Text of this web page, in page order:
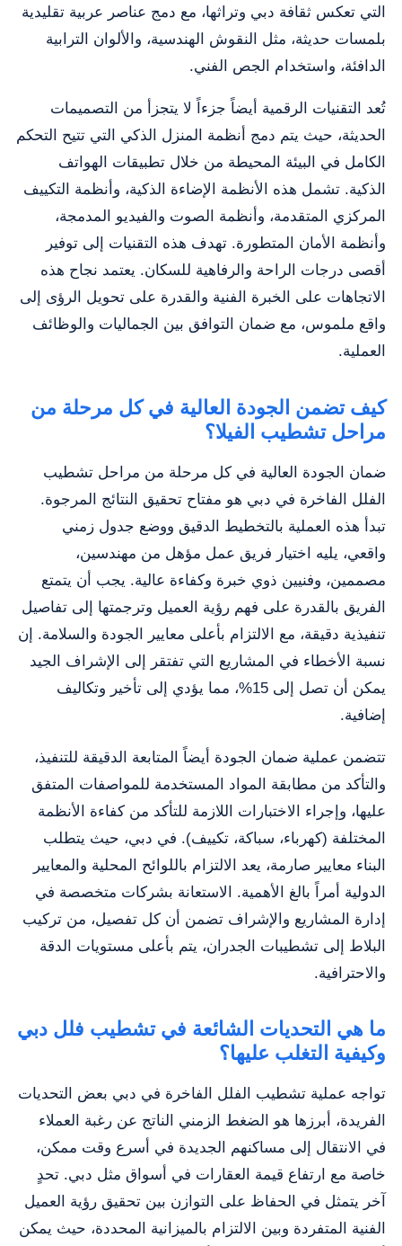
التي تعكس ثقافة دبي وتراثها، مع دمج عناصر عربية تقليدية
بلمسات حديثة، مثل النقوش الهندسية، والألوان الترابية
الدافئة، واستخدام الجص الفني.
تُعد التقنيات الرقمية أيضاً جزءاً لا يتجزأ من التصميمات
الحديثة، حيث يتم دمج أنظمة المنزل الذكي التي تتيح التحكم
الكامل في البيئة المحيطة من خلال تطبيقات الهواتف
الذكية. تشمل هذه الأنظمة الإضاءة الذكية، وأنظمة التكييف
المركزي المتقدمة، وأنظمة الصوت والفيديو المدمجة،
وأنظمة الأمان المتطورة. تهدف هذه التقنيات إلى توفير
أقصى درجات الراحة والرفاهية للسكان. يعتمد نجاح هذه
الاتجاهات على الخبرة الفنية والقدرة على تحويل الرؤى إلى
واقع ملموس، مع ضمان التوافق بين الجماليات والوظائف
العملية.
كيف تضمن الجودة العالية في كل مرحلة من
مراحل تشطيب الفيلا؟
ضمان الجودة العالية في كل مرحلة من مراحل تشطيب
الفلل الفاخرة في دبي هو مفتاح تحقيق النتائج المرجوة.
تبدأ هذه العملية بالتخطيط الدقيق ووضع جدول زمني
واقعي، يليه اختيار فريق عمل مؤهل من مهندسين،
مصممين، وفنيين ذوي خبرة وكفاءة عالية. يجب أن يتمتع
الفريق بالقدرة على فهم رؤية العميل وترجمتها إلى تفاصيل
تنفيذية دقيقة، مع الالتزام بأعلى معايير الجودة والسلامة. إن
نسبة الأخطاء في المشاريع التي تفتقر إلى الإشراف الجيد
يمكن أن تصل إلى 15%، مما يؤدي إلى تأخير وتكاليف
إضافية.
تتضمن عملية ضمان الجودة أيضاً المتابعة الدقيقة للتنفيذ،
والتأكد من مطابقة المواد المستخدمة للمواصفات المتفق
عليها، وإجراء الاختبارات اللازمة للتأكد من كفاءة الأنظمة
المختلفة (كهرباء، سباكة، تكييف). في دبي، حيث يتطلب
البناء معايير صارمة، يعد الالتزام باللوائح المحلية والمعايير
الدولية أمراً بالغ الأهمية. الاستعانة بشركات متخصصة في
إدارة المشاريع والإشراف تضمن أن كل تفصيل، من تركيب
البلاط إلى تشطيبات الجدران، يتم بأعلى مستويات الدقة
والاحترافية.
ما هي التحديات الشائعة في تشطيب فلل دبي
وكيفية التغلب عليها؟
تواجه عملية تشطيب الفلل الفاخرة في دبي بعض التحديات
الفريدة، أبرزها هو الضغط الزمني الناتج عن رغبة العملاء
في الانتقال إلى مساكنهم الجديدة في أسرع وقت ممكن،
خاصة مع ارتفاع قيمة العقارات في أسواق مثل دبي. تحدٍ
آخر يتمثل في الحفاظ على التوازن بين تحقيق رؤية العميل
الفنية المتفردة وبين الالتزام بالميزانية المحددة، حيث يمكن